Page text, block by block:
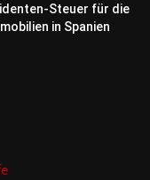
Steuer für die
in Spanien